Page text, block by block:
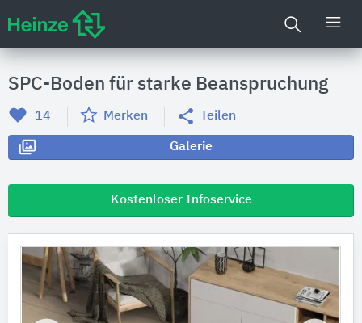
SPC-Boden für starke Beanspruchung
14 Merken Teilen
Galerie
Kostenloser Infoservice